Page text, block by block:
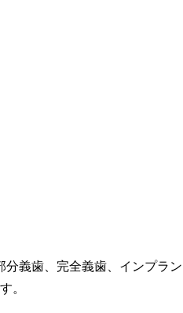
義歯、完全義歯、インプラン
。